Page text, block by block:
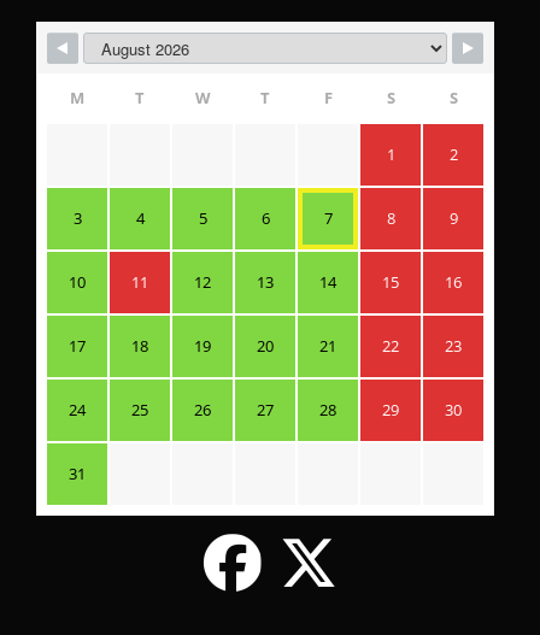
M T W T F S S
1 2
3 4 5 6 7 8 9
10 11 12 13 14 15 16
17 18 19 20 21 22 23
24 25 26 27 28 29 30
31